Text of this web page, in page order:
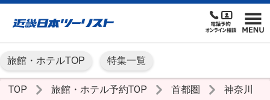
旅館・ホテルTOP 特集一覧
TOP 旅館・ホテル予約TOP 首都圏 神奈川